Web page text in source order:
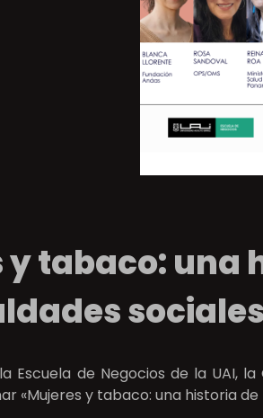
y tabaco: una
sociales
Escuela de Negocios de la UAI,
«Mujeres y tabaco: una historia